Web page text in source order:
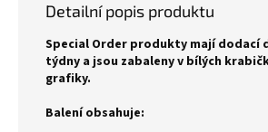
Detailní popis produktu
Special Order produkty mají dodací
týdny a jsou zabaleny v bílých
grafiky.
Balení obsahuje: